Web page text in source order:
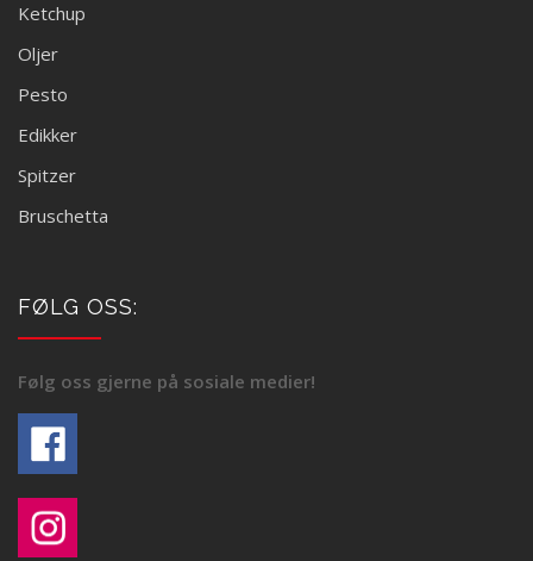
Ketchup
Oljer
Pesto
Edikker
Spitzer
Bruschetta
FØLG OSS:
Følg oss gjerne på sosiale medier!